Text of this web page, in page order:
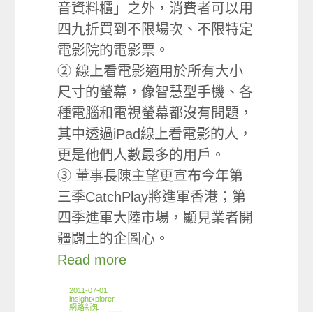
音資料櫃」之外，消費者可以用
四九折買到不限場次、不限特定
電影院的電影票。
② 線上看電影適用於所有大小
尺寸的螢幕，像智慧型手機、各
種電腦和電視螢幕都沒有問題，
其中透過iPad線上看電影的人，
更是他們人數最多的用戶。
③ 董事長陳主望更宣布今年第
三季CatchPlay將進軍香港；第
四季進軍大陸市場，顯見業者開
疆闢土的企圖心。
Read more
2011-07-01
insightxplorer
網路新知